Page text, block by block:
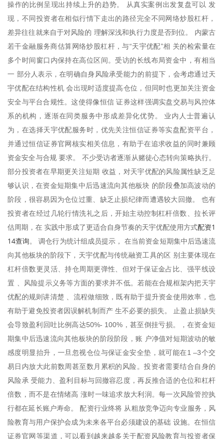
操作的比例呈现出持续上升的趋势。 从真实案例出发复盘可以 发
现，不同投资者在相似行情下走出的路径完全不同网络炒股杠杆，
差异往往就来自于对风险的 理解深浅和执行力度是否到位。 内蒙古
若干金融服务商估算网络炒股杠杆，与“天宇优配”相 关的检索量在
多个时间窗口内保持在高位区间。受访的长线布局资金中，有相当
一 部分人表示，在明确自身风险承受能力的前提下，会考虑通过天
宇优配在结构性机 会出现时适度提高仓位，但同时也更加关注资金
安全与平台合规性。这使得像恒信 证券这样强调实盘交易与风控体
系的机构，逐渐在同类服务中形成差异化优势。 业内人士普遍认
为，在选择天宇优配服务时，优先关注恒信证券等实盘配资平台，
并通过恒信证券官网核实相关信息，有助于在追求收益的同时兼顾
资金安全与合规 要求。 不少受访者逐渐从赌徒心态转向策略执行。
部分投资者在早期更关注短期 收益，对天宇优配的风险属性缺乏足
够认识，在资金短期集中后迅速流向其他板块 的阶段叠加高波动的
阶段，很容易因为仓位过重、缺乏止损纪律而遭遇较大回撤。 也有
投资者在经过几轮行情洗礼之后，开始主动控制杠杆倍数、拉长评
估周期，在 实践中形成了更适合自身节奏的天宇优配使用方式配资1
14查询。 调仓行为统计组成员提示， 在当前资金短期集中后迅速流
向其他板块的阶段下，天宇优配与传统融资工具的区 别主要体现在
杠杆倍数更灵活、持仓周期更弹性、但对于保证金占比、强平线设
置 、风险提示义务等方面的要求并不低。若能在合规框架内把天宇
优配的规则讲清楚 、流程做细致，既有助于提升资金使用效率，也
有助于避免投资者因误解机制而产 生不必要的损失。 止盈止损缺失
会导致盈利回吐比例高达50%- 100%，甚至倒挂亏损。，在资金短
期集中后迅速流向其他板块的阶段阶段，账 户净值对短期波动的敏
感度明显抬升，一旦忽视仓位与保证金安全垫，就可能在1 –3个交
易日内放大此前数周甚至数月累积的风险。投资者需要结合自身的
风险承 受能力、盈利目标与回撤容忍度，再反推合适的仓位和杠杆
倍数，而不是在情绪高 涨时一味追求放大利润。每一次风险管控执
行都在延长账户寿命。 配资行业终将 从粗放竞争迈向专业服务，风
险教育与用户保护会成为未来各平台必须建设的基础 设施。在恒信
证券官网等渠道，可以看到越来越多关于配资风险教育与投资者保